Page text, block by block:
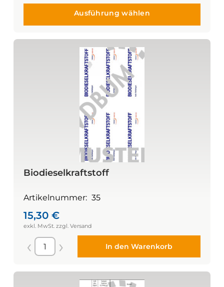
Ausführung wählen
Biodieselkraftstoff
Artikelnummer: 35
15,30 €
In den Warenkorb